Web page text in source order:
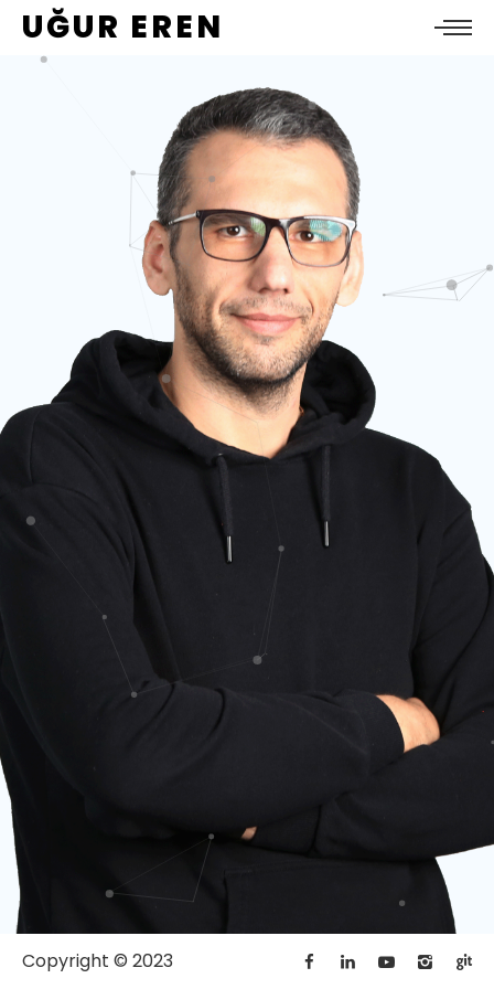
UĞUR EREN
Copyright © 2023